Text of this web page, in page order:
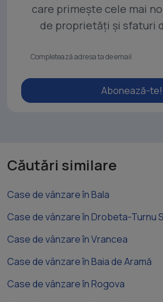
care primește cele mai
de proprietăți și sfaturi
Abonează-te!
Căutări similare
Case de vânzare în Bala
Case de vânzare în Drobeta-Turnu
Case de vânzare în Vrancea
Case de vânzare în Baia de Aramă
Case de vânzare în Rogova